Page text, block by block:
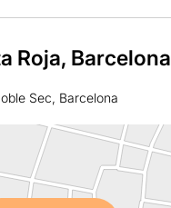
Roja, Barcelona
Sec, Barcelona